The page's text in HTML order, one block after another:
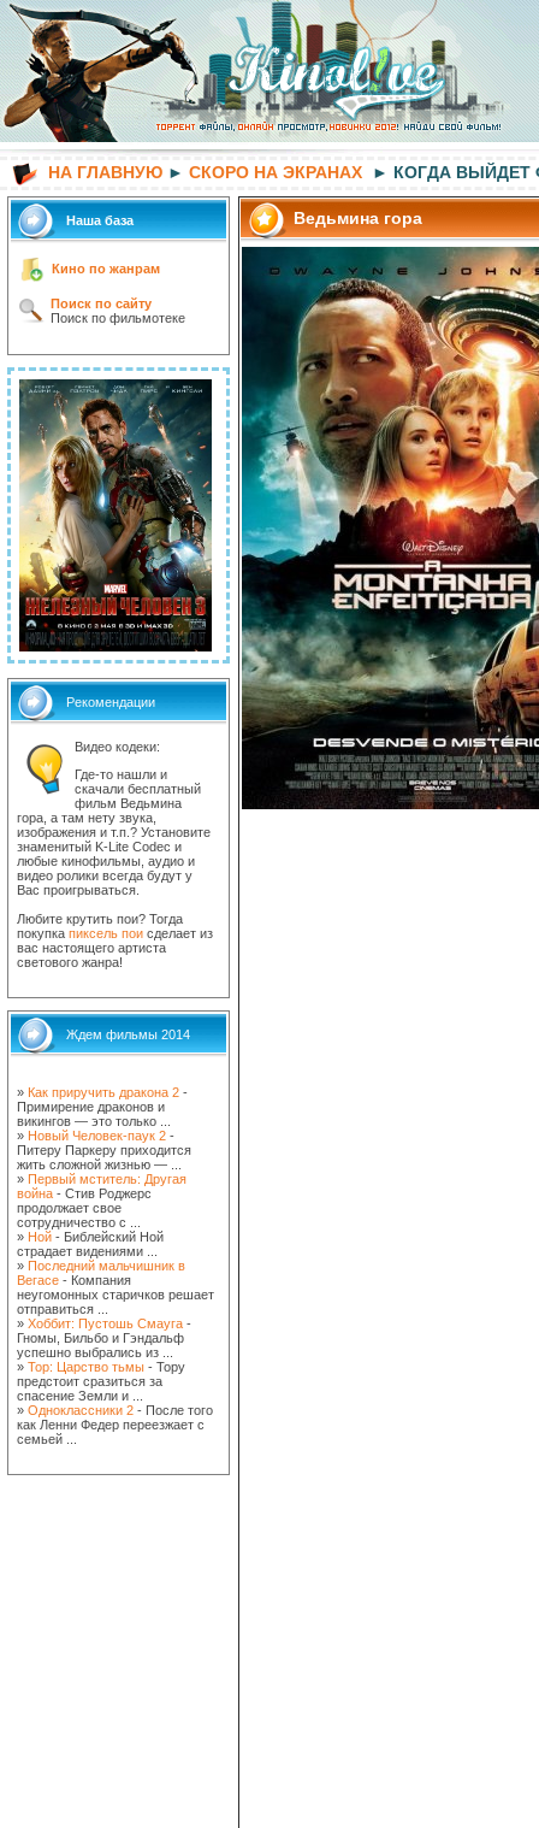
НА ГЛАВНУЮ ► СКОРО НА ЭКРАНАХ ► КОГДА ВЫЙДЕТ
Наша база
Кино по жанрам
Поиск по сайту
Поиск по фильмотеке
Рекомендации
Видео кодеки:
Где-то нашли и
скачали бесплатный
фильм Ведьмина
гора, а там нету звука,
изображения и т.п.? Установите
знаменитый K-Lite Codec и
любые кинофильмы, аудио и
видео ролики всегда будут у
Вас проигрываться.
Любите крутить пои? Тогда
покупка пиксель пои сделает из
вас настоящего артиста
светового жанра!
Ждем фильмы 2014
» Как приручить дракона 2 -
Примирение драконов и
викингов — это только ...
» Новый Человек-паук 2 -
Питеру Паркеру приходится
жить сложной жизнью — ...
» Первый мститель: Другая
война - Стив Роджерс
продолжает свое
сотрудничество с ...
» Ной - Библейский Ной
страдает видениями ...
» Последний мальчишник в
Вегасе - Компания
неугомонных старичков решает
отправиться ...
» Хоббит: Пустошь Смауга -
Гномы, Бильбо и Гэндальф
успешно выбрались из ...
» Тор: Царство тьмы - Тору
предстоит сразиться за
спасение Земли и ...
» Одноклассники 2 - После того
как Ленни Федер переезжает с
семьей ...
Ведьмина гора